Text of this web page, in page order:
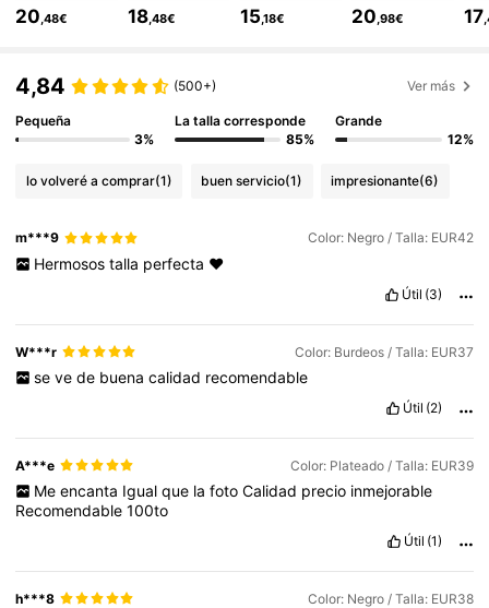
4,85 804K Seguidores
4,85
20,48€ 18,48€ 15,18€ 20,98€ 17
4,84 (500+) Ver más
Pequeña
3%
La talla corresponde
85%
Grande
12%
lo volveré a comprar(1) buen servicio(1) impresionante(6)
m***9 Color: Negro / Talla: EUR42
Hermosos talla perfecta ❤️
Útil (3)
W***r Color: Burdeos / Talla: EUR37
se ve de buena calidad recomendable
Útil (2)
A***e Color: Plateado / Talla: EUR39
Me encanta Igual que la foto Calidad precio inmejorable
Recomendable100to
Útil (1)
h***8 Color: Negro / Talla: EUR38